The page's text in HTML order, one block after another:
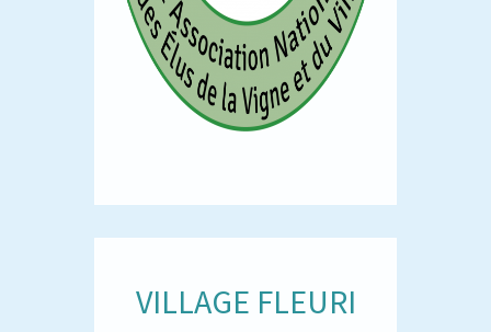
VILLAGE FLEURI